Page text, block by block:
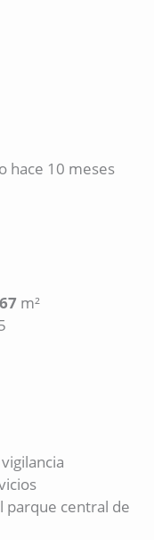
hace 10 meses
m²
parque central de